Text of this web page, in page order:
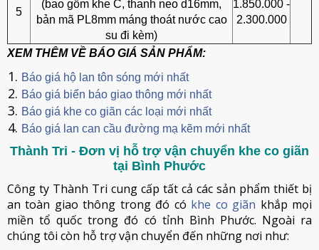
5
(bao gồm khe C, thanh neo d16mm,
bản mã PL8mm máng thoát nước cao
su đi kèm)
1.850.000 -
2.300.000
XEM THÊM VỀ BÁO GIÁ SẢN PHẨM:
Báo giá hộ lan tôn sóng mới nhất
Báo giá biển báo giao thông mới nhất
Báo giá khe co giãn các loại mới nhất
Báo giá lan can cầu đường mạ kẽm mới nhất
Thành Tri - Đơn vị hỗ trợ vận chuyển khe co giãn
tại Bình Phước
Công ty Thành Tri cung cấp tất cả các sản phẩm thiết bị
an toàn giao thông trong đó có khe co giãn khắp mọi
miền tổ quốc trong đó có tỉnh Bình Phước. Ngoài ra
chúng tôi còn hỗ trợ vận chuyển đến những nơi như: